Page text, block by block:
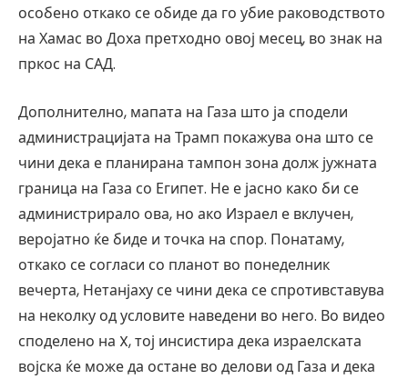
особено откако се обиде да го убие раководството
на Хамас во Доха претходно овој месец, во знак на
пркос на САД.
Дополнително, мапата на Газа што ја сподели
администрацијата на Трамп покажува она што се
чини дека е планирана тампон зона долж јужната
граница на Газа со Египет. Не е јасно како би се
администрирало ова, но ако Израел е вклучен,
веројатно ќе биде и точка на спор. Понатаму,
откако се согласи со планот во понеделник
вечерта, Нетанјаху се чини дека се спротивставува
на неколку од условите наведени во него. Во видео
споделено на X, тој инсистира дека израелската
војска ќе може да остане во делови од Газа и дека